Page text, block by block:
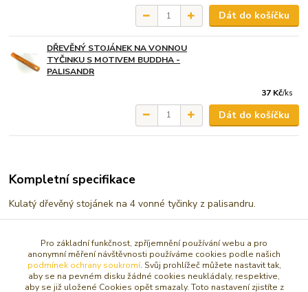
Dát do košíčku
DŘEVĚNÝ STOJÁNEK NA VONNOU
TYČINKU S MOTIVEM BUDDHA -
PALISANDR
37 Kč/ks
Dát do košíčku
Kompletní specifikace
Kulatý dřevěný stojánek na 4 vonné tyčinky z palisandru.
Velikost: průměr 7,5 cm
Pro základní funkčnost, zpříjemnění používání webu a pro
anonymní měření návštěvnosti používáme cookies podle našich
podmínek ochrany soukromí. Svůj prohlížeč můžete nastavit tak,
aby se na pevném disku žádné cookies neukládaly, respektive,
aby se již uložené Cookies opět smazaly. Toto nastavení zjistíte z